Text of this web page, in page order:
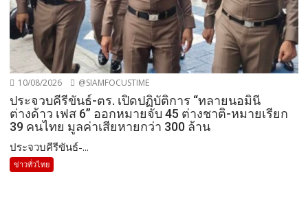
10/08/2026 @SIAMFOCUSTIME
ประจวบคีรีขันธ์-ตร. เปิดปฏิบัติการ “ทลายนอมินี
ต่างด้าว เฟส 6” ออกหมายจับ 45 ต่างชาติ-หมายเรียก
39 คนไทย มูลค่าเสียหายกว่า 300 ล้าน
ประจวบคีรีขันธ์-...
ข่าวทั่วไทย